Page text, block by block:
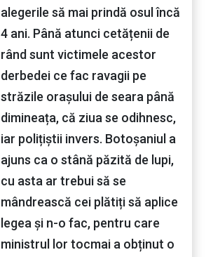
alegerile să mai prindă osul încă
4 ani. Până atunci cetățenii de
rând sunt victimele acestor
derbedei ce fac ravagii pe
străzile orașului de seara până
dimineața, că ziua se odihnesc,
iar polițiștii invers. Botoșaniul a
ajuns ca o stână păzită de lupi,
cu asta ar trebui să se
mândrească cei plătiți să aplice
legea și n-o fac, pentru care
ministrul lor tocmai a obținut o